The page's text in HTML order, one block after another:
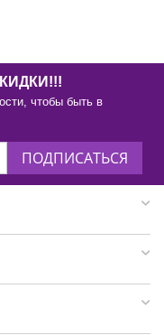
чтобы быть в
ПОДПИСАТЬСЯ